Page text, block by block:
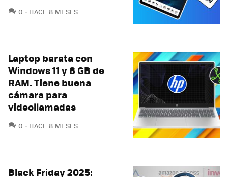
0 COMENTARIOS
HACE 8 MESES
Laptop barata con
Windows 11 y 8 GB de
RAM. Tiene buena
cámara para
videollamadas
0 COMENTARIOS
HACE 8 MESES
Black Friday 2025: